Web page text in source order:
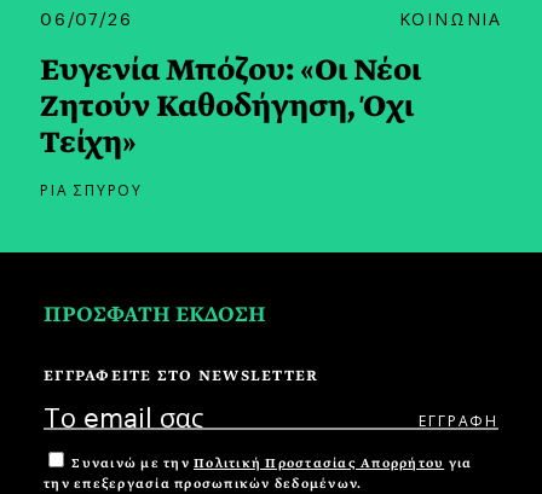
06/07/26 ΚΟΙΝΩΝΙΑ
Ευγενία Μπόζου: «Οι Νέοι
Ζητούν Καθοδήγηση, Όχι
Τείχη»
ΡΙΑ ΣΠΥΡΟΥ
ΠΡΟΣΦΑΤΗ ΕΚΔΟΣΗ
ΕΓΓΡΑΦΕΙΤΕ ΣΤΟ NEWSLETTER
Συναινώ με την Πολιτική Προστασίας Απορρήτου για
την επεξεργασία προσωπικών δεδομένων.